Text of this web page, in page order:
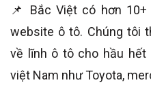
📌 Bắc Việt có hơn
website ô tô. Chúng tôi
về lĩnh ô tô cho hầu
việt Nam như Toyota,